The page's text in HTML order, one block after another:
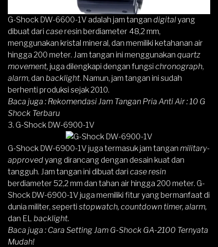
G-Shock DW-6600-1V adalah jam tangan digitalyang
dibuat dari caseresin berdiameter 48,2 mm,
menggunakan kristal mineral, dan memiliki ketahanan air
hingga 200 meter. Jam tangan ini menggunakan quartz
movement, juga dilengkapi dengan fungsi chronograph,
alarm, dan backlight. Namun, jam tangan ini sudah
berhenti produksi sejak 2010.
Baca juga : Rekomendasi Jam Tangan Pria Anti Air : 10 G
Shock Terbaru
3. G-Shock DW-6900-1V
G-Shock DW-6900-1Vjuga termasuk jam tangan military-
approvedyang dirancang dengan desain kuat dan
tangguh. Jam tangan ini dibuat dari case resin
berdiameter 52,2 mm dan tahan air hingga 200 meter. G-
Shock DW-6900-1V juga memiliki fitur yang bermanfaat di
dunia militer, seperti stopwatch, countdown timer, alarm,
dan EL backlight.
Baca juga : Cara Setting Jam G-Shock GA-2100 Ternyata
Mudah!